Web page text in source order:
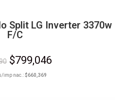
Split LG Inverter 3370w
F/C
$799,046
imp nac.:$660,369